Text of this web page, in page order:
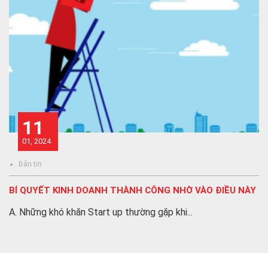
11
01, 2024
Bản tin
BÍ QUYẾT KINH DOANH THÀNH CÔNG NHỜ VÀO ĐIỀU NÀY
A. Những khó khăn Start up thường gặp khi...